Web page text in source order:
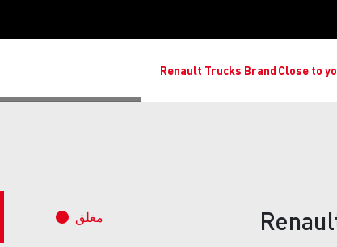
Close
Renault Trucks Brand
مغلق